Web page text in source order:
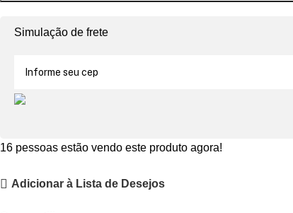
Simulação de frete
16 pessoas estão vendo este produto agora!
Adicionar à Lista de Desejos